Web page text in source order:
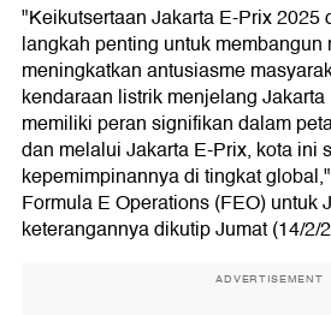
"Keikutsertaan Jakarta E-Prix 2025
langkah penting untuk membangun
meningkatkan antusiasme
kendaraan listrik menjelang
memiliki peran signifikan dalam
dan melalui Jakarta E-Prix, kota ini
kepemimpinannya di tingkat
Formula E Operations (FEO) untuk
keterangannya dikutip Jumat (14/2/
ADVERTISEMENT